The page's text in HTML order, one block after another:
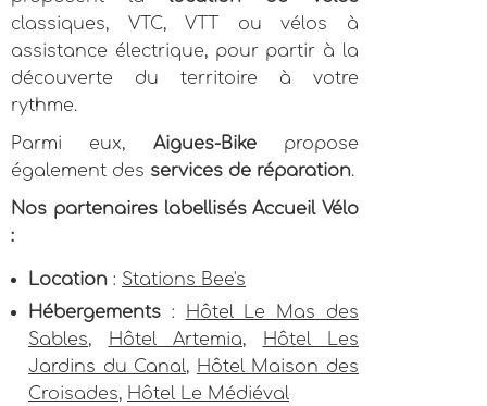
classiques, VTC, VTT ou vélos à
assistance électrique, pour partir à la
découverte du territoire à votre
rythme.
Parmi eux, Aigues-Bikepropose
également des services de réparation.
Nos partenaires labellisés Accueil Vélo
:
Location : Stations Bee's
Hébergements :
Hôtel Le Mas des
Sables, Hôtel Artemia,
Hôtel Les
Jardins du Canal, Hôtel Maison des
Croisades, Hôtel Le Médiéval